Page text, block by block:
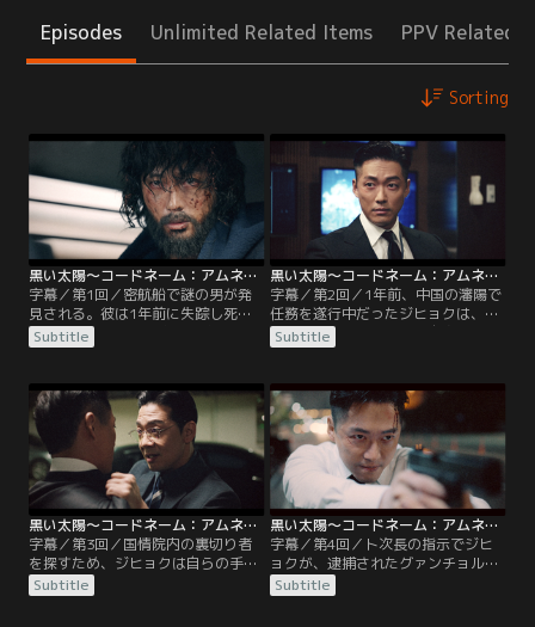
Episodes Unlimited Related Items PPV Related
Sorting
黒い太陽～コードネーム：アムネシア～ 第01話／字幕
字幕／第1回／密航船で謎の男が発
見される。彼は1年前に失踪し死亡
扱いになっていた国家情報院の要
員、ハン・ジヒョクだった。ジヒョ
っていた。彼の元直属の上司ハ・ド
ンギュンチーム長、カン・ピロ海外
情報局長、海外部門の責任者ト・ジ
ンスク次長は、ジヒョク発見の報を
聞き、歓迎するどころか当惑した面
持ちだ。
Subtitle
黒い太陽～コードネーム：アムネシア～ 第02話／字幕
字幕／第2回／1年前、中国の瀋陽で
任務を遂行中だったジヒョクは、パ
ートナーを惨殺され、彼自身は行方
不明となっていた。ジヒョクはカン
訴えるが、犯罪情報統合センターの
現場支援チームに配属される。パー
トナーは情報分析室出身のユ・ジェ
イ。ある日、マンションの窓から見
えるライトが気になったジヒョク
は……。
Subtitle
黒い太陽～コードネーム：アムネシア～ 第03話／字幕
字幕／第3回／国情院内の裏切り者
を探すため、ジヒョクは自らの手で
記憶を消していた。そんな中、アイ
ドル歌手が麻薬を使用し死亡した事
Subtitle
黒い太陽～コードネーム：アムネシア～ 第04話／字幕
字幕／第4回／ト次長の指示でジヒ
ョクが、逮捕されたグァンチョルを
取り調べることになる。暴力的な尋
問をするジヒョクにグァンチョル
Subtitle